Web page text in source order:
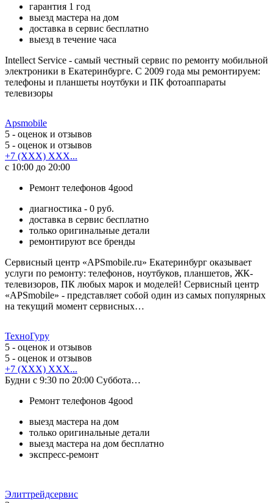
гарантия 1 год
выезд мастера на дом
доставка в сервис бесплатно
выезд в течение часа
Intellect Service - самый честный сервис по ремонту мобильной
электроники в Екатеринбурге. С 2009 года мы ремонтируем:
телефоны и планшеты ноутбуки и ПК фотоаппараты
телевизоры
Apsmobile
5 - оценок и отзывов
5 - оценок и отзывов
+7 (XXX) XXX...
с 10:00 до 20:00
Ремонт телефонов 4good
диагностика - 0 руб.
доставка в сервис бесплатно
только оригинальные детали
ремонтируют все бренды
Сервисный центр «APSmobile.ru» Екатеринбург оказывает
услуги по ремонту: телефонов, ноутбуков, планшетов, ЖК-
телевизоров, ПК любых марок и моделей! Сервисный центр
«APSmobile» - представляет собой один из самых популярных
на текущий момент сервисных…
ТехноГуру
5 - оценок и отзывов
5 - оценок и отзывов
+7 (XXX) XXX...
Будни с 9:30 по 20:00 Суббота…
Ремонт телефонов 4good
выезд мастера на дом
только оригинальные детали
выезд мастера на дом бесплатно
экспресс-ремонт
Элиттрейдсервис